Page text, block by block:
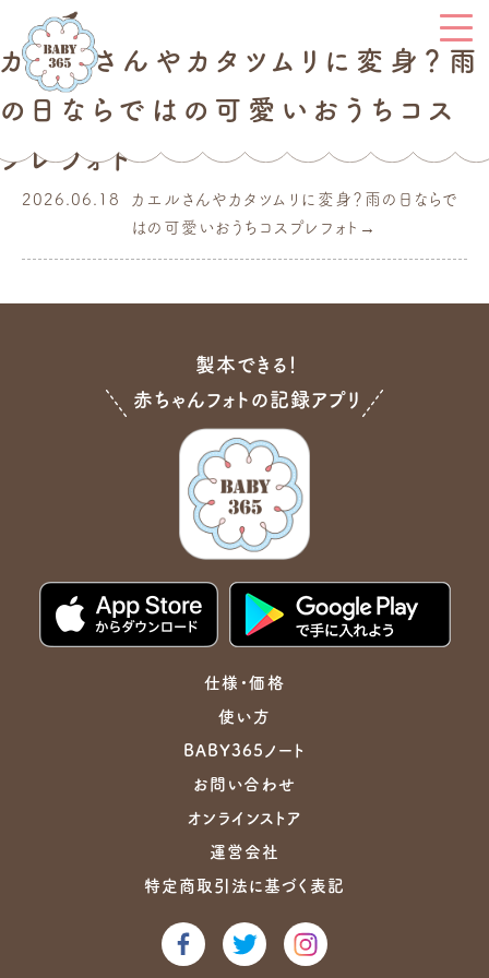
カエルさんやカタツムリに変身？雨
の日ならではの可愛いおうちコス
プレフォト
2026.06.18
カエルさんやカタツムリに変身？雨の日ならで
はの可愛いおうちコスプレフォト
製本できる！
赤ちゃんフォトの記録アプリ
仕様・価格
使い方
BABY365ノート
お問い合わせ
オンラインストア
運営会社
特定商取引法に基づく表記